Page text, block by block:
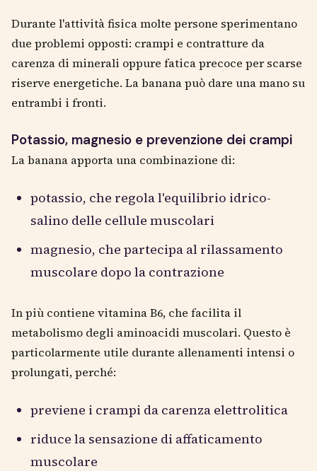
Durante l'attività fisica molte persone sperimentano
due problemi opposti: crampi e contratture da
carenza di minerali oppure fatica precoce per scarse
riserve energetiche. La banana può dare una mano su
entrambi i fronti.
Potassio, magnesio e prevenzione dei crampi
La banana apporta una combinazione di:
potassio, che regola l'equilibrio idrico-
salino delle cellule muscolari
magnesio, che partecipa al rilassamento
muscolare dopo la contrazione
In più contiene vitamina B6, che facilita il
metabolismo degli aminoacidi muscolari. Questo è
particolarmente utile durante allenamenti intensi o
prolungati, perché:
previene i crampi da carenza elettrolitica
riduce la sensazione di affaticamento
muscolare